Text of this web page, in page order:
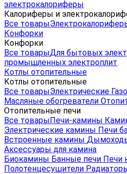
электрокалориферы
Калориферы и
Все товары
Конфорки
Конфорки
Все товарыДля бытовых
промышленных электроплит
Котлы отопительные
Котлы отопительные
Все товарыЭлектрические
Масляные обогреватели
Отопительные печи
Все товарыПечи-камины
Электрические камины Печи
Встроенные камины
Аксессуары для камина
Биокамины Банные печи Печи
Полотенцесушители